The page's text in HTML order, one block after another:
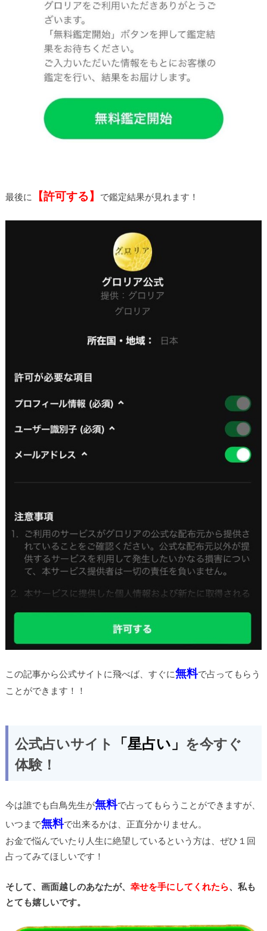
最後に 【許可する】 で鑑定結果が見れます！
この記事から公式サイトに飛べば、すぐに無料で占ってもらう
ことができます！！
公式占いサイト 「星占い」 を今すぐ
体験！
今は誰でも白鳥先生が無料で占ってもらうことができますが、
いつまで無料で出来るかは、正直分かりません。
お金で悩んでいたり人生に絶望しているという方は、ぜひ１回
占ってみてほしいです！
そして、画面越しのあなたが、 幸せを手にしてくれたら、私も
とても嬉しいです。